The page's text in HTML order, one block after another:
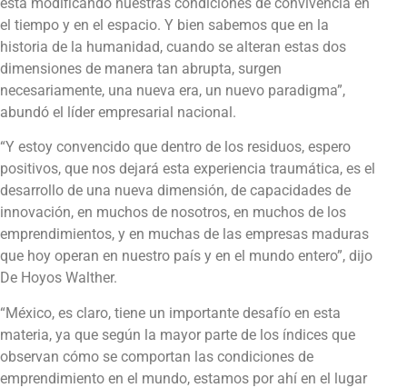
el tiempo y en el espacio. Y bien sabemos que en la
historia de la humanidad, cuando se alteran estas dos
dimensiones de manera tan abrupta, surgen
necesariamente, una nueva era, un nuevo paradigma”,
abundó el líder empresarial nacional.
“Y estoy convencido que dentro de los residuos, espero
positivos, que nos dejará esta experiencia traumática, es el
desarrollo de una nueva dimensión, de capacidades de
innovación, en muchos de nosotros, en muchos de los
emprendimientos, y en muchas de las empresas maduras
que hoy operan en nuestro país y en el mundo entero”, dijo
De Hoyos Walther.
“México, es claro, tiene un importante desafío en esta
materia, ya que según la mayor parte de los índices que
observan cómo se comportan las condiciones de
emprendimiento en el mundo, estamos por ahí en el lugar